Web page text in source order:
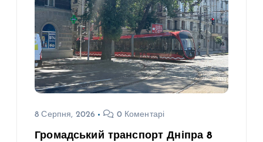
8 Серпня, 2026 0 Коментарі
Громадський транспорт Дніпра 8